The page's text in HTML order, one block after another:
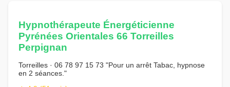
Hypnothérapeute Énergéticienne
Pyrénées Orientales 66 Torreilles
Perpignan
Torreilles · 06 78 97 15 73 "Pour un arrêt Tabac, hypnose
en 2 séances."